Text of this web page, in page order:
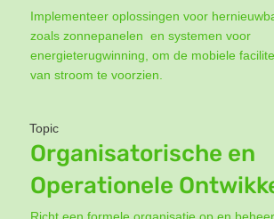
Implementeer oplossingen voor
zoals zonnepanelen en systemen voor
energieterugwinning, om de mobiele
van stroom te voorzien.
Topic
Organisatorische en
Operationele